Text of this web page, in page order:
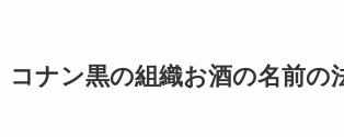
コナン黒の組織お酒の名前の